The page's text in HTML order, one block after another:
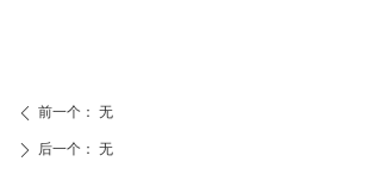
ꄴ 前一个： 无
ꄲ 后一个： 无